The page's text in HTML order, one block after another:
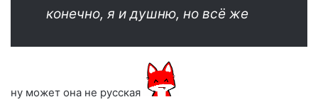
конечно, я и душню, но всё же
ну может она не русская